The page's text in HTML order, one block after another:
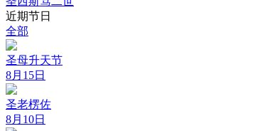
近期节日
全部
圣母升天节
8月15日
圣老楞佐
8月10日